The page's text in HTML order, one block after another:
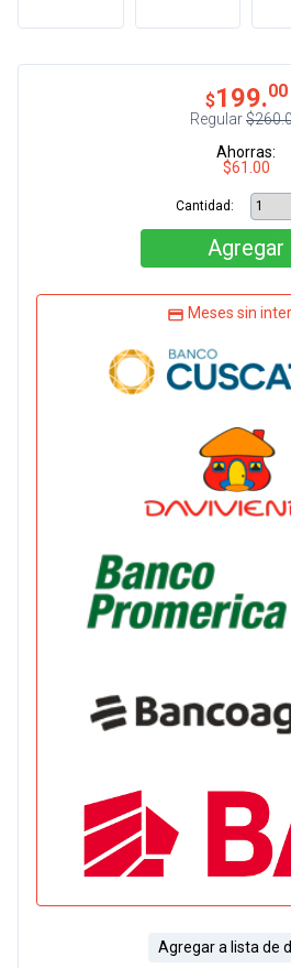
$199.00
Regular
Ahorras:
$61.00
Cantidad:
Agregar
Meses sin
Agregar a lista de